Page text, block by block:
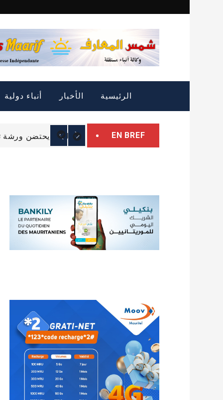
content
الرئيسية الأخبار أنباء دولية
EN BREF
التمييز الإيجابي:
الرئيس غزواني يتوجه
البرلمان يحتضن ورشة